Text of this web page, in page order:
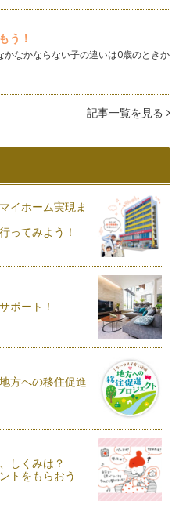
う！
かなかならない子の違いは0歳のときか
記事一覧を見る
イホーム実現ま
ってみよう！
ポート！
方への移住促進
しくみは？
トをもらおう